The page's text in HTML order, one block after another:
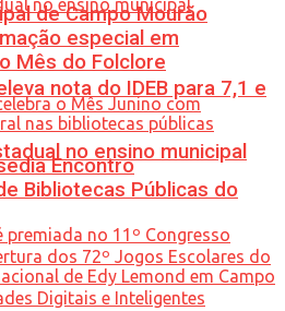
nota do IDEB para 7,1 e
no ensino municipal
de Campo Mourão
especial em
Mês do Folclore
Encontro
Bibliotecas Públicas do